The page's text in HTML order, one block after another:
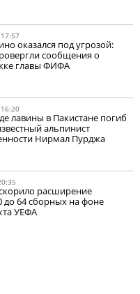
17:57
оказался под угрозой:
сообщения о
главы ФИФА
16:20
лавины в Пакистане погиб
альпинист
Нирмал Пурджа
расширение
до 64 сборных на фоне
УЕФА